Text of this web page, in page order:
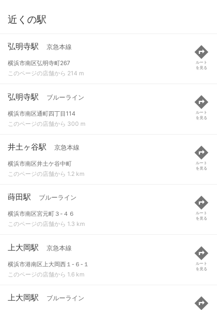
近くの駅
弘明寺駅 京急本線
横浜市南区弘明寺町267
このページの店舗から 214 m
ルート
を見る
弘明寺駅 ブルーライン
横浜市南区通町四丁目114
このページの店舗から 300 m
ルート
を見る
井土ヶ谷駅 京急本線
横浜市南区井土ケ谷中町
このページの店舗から 1.2 km
ルート
を見る
蒔田駅 ブルーライン
横浜市南区宮元町３-４６
このページの店舗から 1.3 km
ルート
を見る
上大岡駅 京急本線
横浜市港南区上大岡西１-６-１
このページの店舗から 1.6 km
ルート
を見る
上大岡駅 ブルーライン